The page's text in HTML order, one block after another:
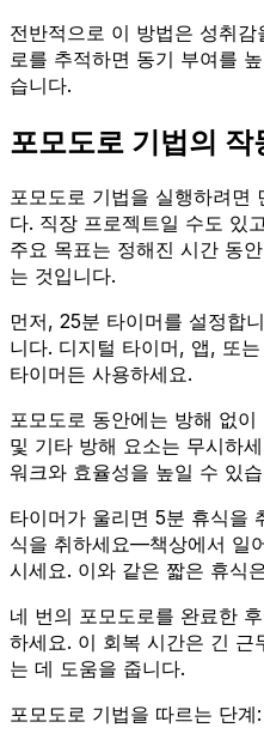
전반적으로 이 방법은 성취
로를 추적하면 동기 부여를
습니다.
포모도로 기법의 작
포모도로 기법을 실행하려면
다. 직장 프로젝트일 수도 있
주요 목표는 정해진 시간 동
는 것입니다.
먼저, 25분 타이머를 설정합
니다. 디지털 타이머, 앱, 또
타이머든 사용하세요.
포모도로 동안에는 방해 없
및 기타 방해 요소는 무시하
워크와 효율성을 높일 수 있
타이머가 울리면 5분 휴식을
식을 취하세요—책상에서 일
시세요. 이와 같은 짧은 휴식
네 번의 포모도로를 완료한
하세요. 이 회복 시간은 긴
는 데 도움을 줍니다.
포모도로 기법을 따르는 단계: